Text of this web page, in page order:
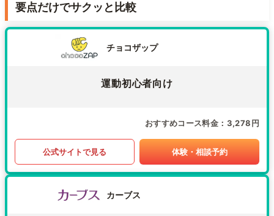
要点だけでサクッと比較
チョコザップ
運動初心者向け
おすすめコース料金 3,278円
公式サイトで見る 体験・相談予約
カーブス